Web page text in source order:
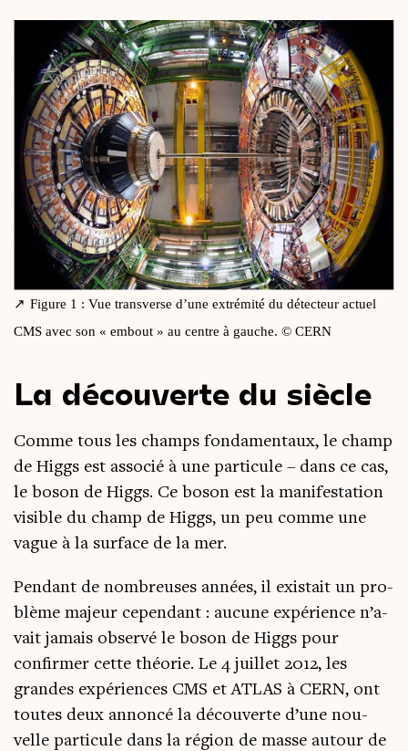
Figure 1 : Vue trans­verse d’une extré­mi­té du détec­teur actuel
CMS avec son « embout » au centre à gauche. © CERN
La découverte du siècle
Comme tous les champs fon­da­men­taux, le champ
de Higgs est asso­cié à une par­ti­cule – dans ce cas,
le boson de Higgs. Ce boson est la mani­fes­ta­tion
visible du champ de Higgs, un peu comme une
vague à la sur­face de la mer.
Pen­dant de nom­breuses années, il exis­tait un pro­
blème majeur cepen­dant : aucune expé­rience n’a­
vait jamais obser­vé le boson de Higgs pour
confir­mer cette théo­rie. Le 4 juillet 2012, les
grandes expé­riences CMS et ATLAS à CERN, ont
toutes deux annon­cé la décou­verte d’une nou­
velle par­ti­cule dans la région de masse autour de